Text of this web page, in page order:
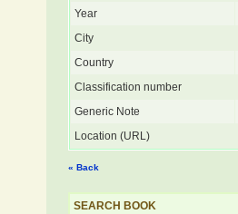
Year
City
Country
Classification number
Generic Note
Location (URL)
« Back
SEARCH BOOK